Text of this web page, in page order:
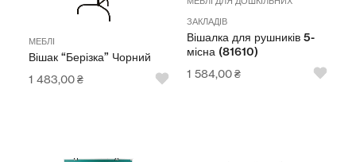
Всі товари
STEM
МЕБЛІ
Вішак “Берізка” Чорний
1 483,00₴
ЗАКЛАДІВ
Вішалка для рушників 5-
місна (81610)
1 584,00₴